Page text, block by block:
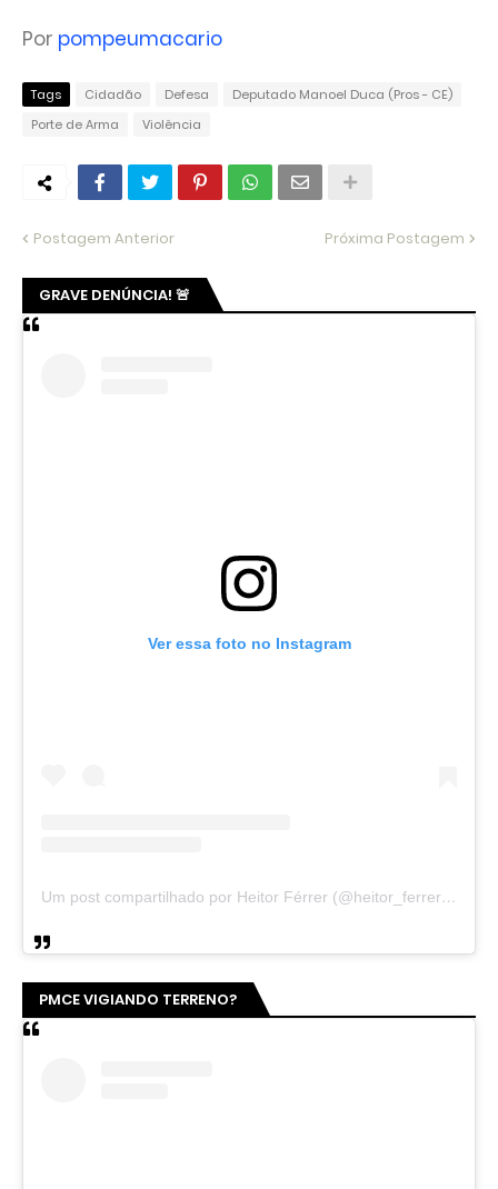
Por pompeumacario
Tags Cidadão Defesa
Deputado Manoel Duca (Pros - CE)
Porte de Arma
Violência
Postagem Anterior Próxima Postagem
GRAVE DENÚNCIA! 🚨
Ver essa foto no Instagram
Um post compartilhado por Heitor Férrer (@heitor_ferrer77)
PMCE VIGIANDO TERRENO?